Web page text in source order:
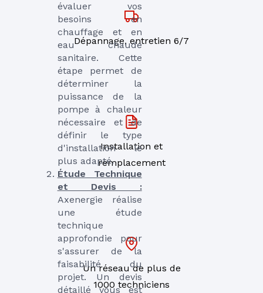
évaluer vos
besoins en
chauffage et en
eau chaude
sanitaire. Cette
étape permet de
déterminer la
puissance de la
pompe à chaleur
nécessaire et de
définir le type
d'installation le
plus adapté.
Étude Technique
et Devis :
Axenergie réalise
une étude
technique
approfondie pour
s'assurer de la
faisabilité du
projet. Un devis
détaillé vous est
Dépannage, entretien 6/7
Installation et
remplacement
Un réseau de plus de
1000 techniciens